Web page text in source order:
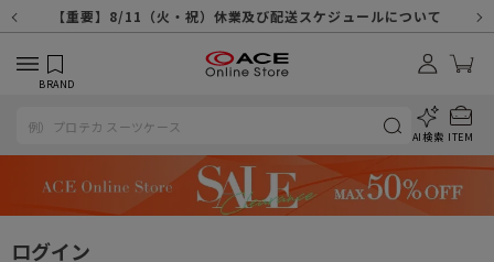
【重要】8/11（火・祝）休業及び配送スケジュールについて
【重要】令和８年熊本地震に伴う配送への影響について
【重要】納品書・領収書ペーパーレス化（電子化）のお知らせ
【重要】天候不良や交通状況・物量増等に伴う配送への影響について
【重要】悪質な詐欺サイトにご注意ください
【重要】各種メールが届かない場合に関しまして
【重要】お問い合わせのご対応に関しまして
【重要】SNSのなりすまし詐欺にご注意ください
BRAND
AI検索 ITEM
ログイン